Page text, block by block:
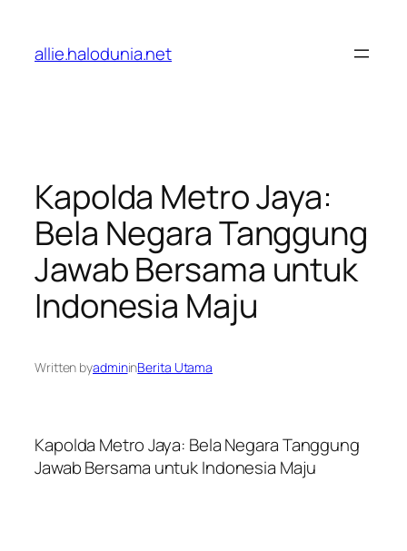
konten
allie.halodunia.net
Kapolda Metro Jaya:
Bela Negara Tanggung
Jawab Bersama untuk
Indonesia Maju
Written byadmininBerita Utama
Kapolda Metro Jaya: Bela Negara Tanggung
Jawab Bersama untuk Indonesia Maju